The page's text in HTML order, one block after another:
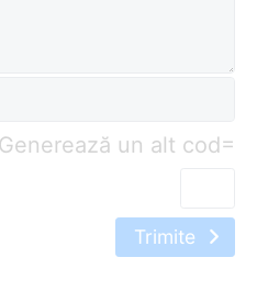
=
Trimite